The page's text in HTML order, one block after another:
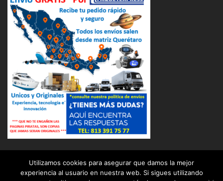
Utilizamos cookies para asegurar que damos la mejor
experiencia al usuario en nuestra web. Si sigues utilizando